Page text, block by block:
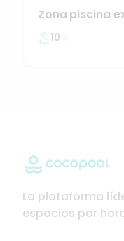
Zona piscina
10
La plataforma
espacios por